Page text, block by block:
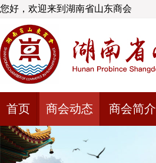
您好，欢迎来到湖南省山东商会
首页 商会动态 商会简介